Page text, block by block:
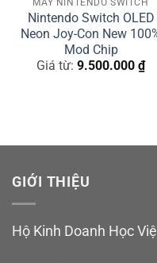
Nintendo Switch OLED
Neon Joy-Con New
Mod Chip
Giá từ: 9.500.000 ₫
GIỚI THIỆU
Hộ Kinh Doanh Học